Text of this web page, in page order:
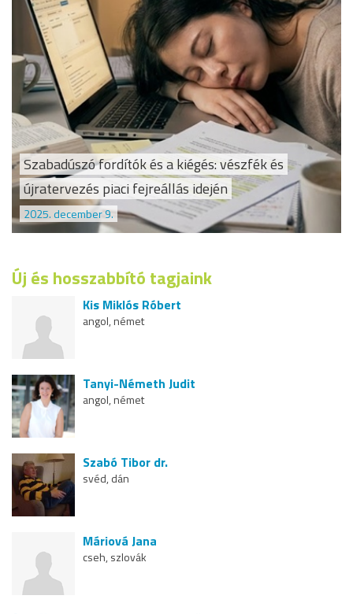
Szabadúszó fordítók és a kiégés: vészfék és
újratervezés piaci fejreállás idején
2025. december 9.
Új és hosszabbító tagjaink
Kis Miklós Róbert
angol, német
Tanyi-Németh Judit
angol, német
Szabó Tibor dr.
svéd, dán
Máriová Jana
cseh, szlovák